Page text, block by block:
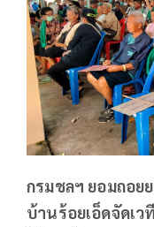
กรมชลฯ ยอมถอย
บ้านร้อยเอ็ดจัดเ